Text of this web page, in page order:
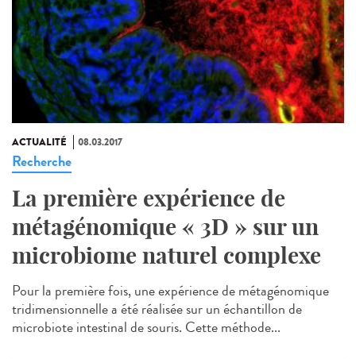
ACTUALITÉ 08.03.2017
Recherche
La première expérience de
métagénomique « 3D » sur un
microbiome naturel complexe
Pour la première fois, une expérience de métagénomique
tridimensionnelle a été réalisée sur un échantillon de
microbiote intestinal de souris. Cette méthode...